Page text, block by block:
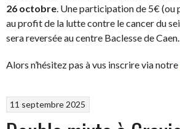
26 octobre . Une participation de 5€ (ou
au profit de la lutte contre le cancer du
sera reversée au centre Baclesse de Caen.
Alors n’hésitez pas à vus inscrire via notre
11 septembre 2025